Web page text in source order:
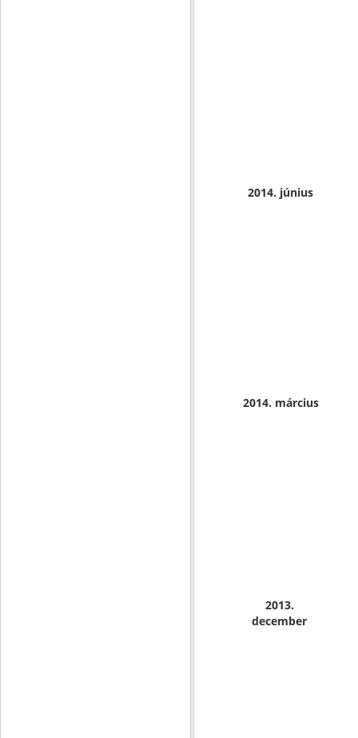
2014. június
2014. március
2013.
december